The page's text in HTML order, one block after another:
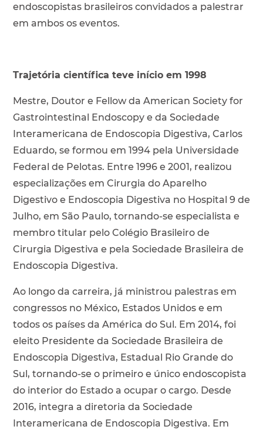
endoscopistas brasileiros convidados a palestrar
em ambos os eventos.
Trajetória científica teve início em 1998
Mestre, Doutor e Fellow da American Society for
Gastrointestinal Endoscopy e da Sociedade
Interamericana de Endoscopia Digestiva, Carlos
Eduardo, se formou em 1994 pela Universidade
Federal de Pelotas. Entre 1996 e 2001, realizou
especializações em Cirurgia do Aparelho
Digestivo e Endoscopia Digestiva no Hospital 9 de
Julho, em São Paulo, tornando-se especialista e
membro titular pelo Colégio Brasileiro de
Cirurgia Digestiva e pela Sociedade Brasileira de
Endoscopia Digestiva.
Ao longo da carreira, já ministrou palestras em
congressos no México, Estados Unidos e em
todos os países da América do Sul. Em 2014, foi
eleito Presidente da Sociedade Brasileira de
Endoscopia Digestiva, Estadual Rio Grande do
Sul, tornando-se o primeiro e único endoscopista
do interior do Estado a ocupar o cargo. Desde
2016, integra a diretoria da Sociedade
Interamericana de Endoscopia Digestiva. Em